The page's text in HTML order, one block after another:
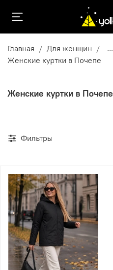
Главная Для женщин
...
Женские куртки в Почепе
Женские куртки в Почепе
Фильтры